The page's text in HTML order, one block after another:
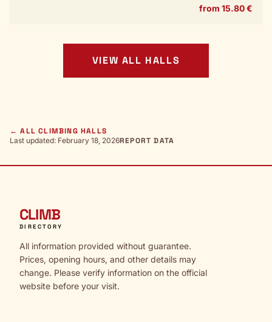
from 15.80 €
VIEW ALL HALLS
← ALL CLIMBING HALLS
Last updated: February 18, 2026REPORT DATA
CLIMB
DIRECTORY
All information provided without guarantee.
Prices, opening hours, and other details may
change. Please verify information on the official
website before your visit.